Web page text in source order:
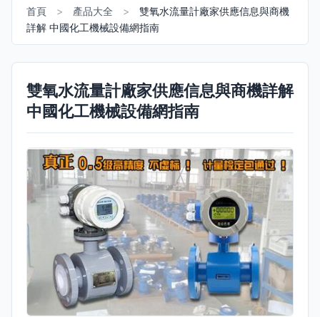
首頁 > 產品大全 >
雙氧水流量計廠家供應信息與商機
詳解 中國化工機械設備網指南
雙氧水流量計廠家供應信息與商機詳解
中國化工機械設備網指南